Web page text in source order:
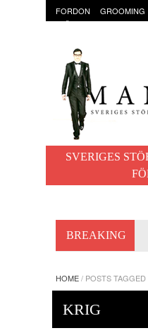
FORDON GROOMING
KLÄDER &
SVERIGES
BREAKING
HOME/ POSTS
KRIG